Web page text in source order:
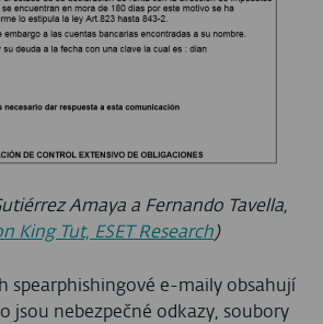
Amaya a Fernando Tavella,
King Tut, ESET Research)
spearphishingové e-maily obsahují
jsou nebezpečné odkazy, soubory